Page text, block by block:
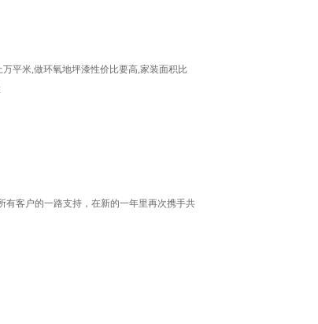
平米,做环氧地坪漆性价比要高,家装面积比
有客户的一路支持，在新的一年里再次携手共